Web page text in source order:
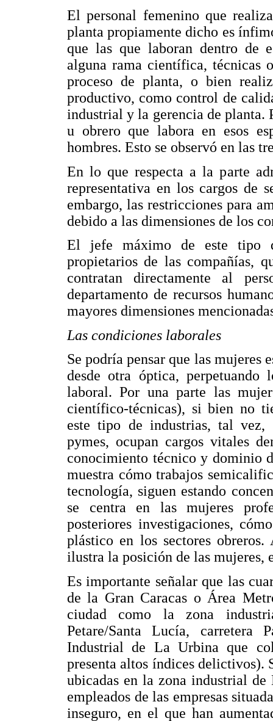
El personal femenino que
planta propiamente dicho es
que las que laboran dentro de
alguna rama científica, técnicas
proceso de planta, o bien
productivo, como control de
industrial y la gerencia de
u obrero que labora en esos
hombres. Esto se observó en las
En lo que respecta a la parte
representativa en los cargos de
embargo, las restricciones para
debido a las dimensiones de los
El jefe máximo de este tipo
propietarios de las compañías,
contratan directamente al
departamento de recursos
mayores dimensiones
Las condiciones laborales
Se podría pensar que las
desde otra óptica, perpetuando
laboral. Por una parte las
científico-técnicas), si bien no
este tipo de industrias, tal vez,
pymes, ocupan cargos vitales
conocimiento técnico y dominio
muestra cómo trabajos
tecnología, siguen estando
se centra en las mujeres
posteriores investigaciones,
plástico en los sectores
ilustra la posición de las mujeres,
Es importante señalar que las
de la Gran Caracas o Área
ciudad como la zona
Petare/Santa Lucía, carretera
Industrial de La Urbina que
presenta altos índices delictivos).
ubicadas en la zona industrial
empleados de las empresas
inseguro, en el que han